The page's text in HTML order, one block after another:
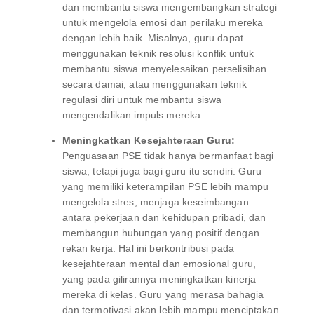
dan membantu siswa mengembangkan strategi
untuk mengelola emosi dan perilaku mereka
dengan lebih baik. Misalnya, guru dapat
menggunakan teknik resolusi konflik untuk
membantu siswa menyelesaikan perselisihan
secara damai, atau menggunakan teknik
regulasi diri untuk membantu siswa
mengendalikan impuls mereka.
Meningkatkan Kesejahteraan Guru:
Penguasaan PSE tidak hanya bermanfaat bagi
siswa, tetapi juga bagi guru itu sendiri. Guru
yang memiliki keterampilan PSE lebih mampu
mengelola stres, menjaga keseimbangan
antara pekerjaan dan kehidupan pribadi, dan
membangun hubungan yang positif dengan
rekan kerja. Hal ini berkontribusi pada
kesejahteraan mental dan emosional guru,
yang pada gilirannya meningkatkan kinerja
mereka di kelas. Guru yang merasa bahagia
dan termotivasi akan lebih mampu menciptakan